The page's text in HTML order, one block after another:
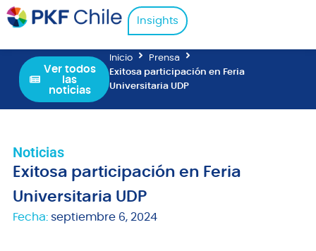
Insights
Ver todos
las
noticias
Inicio
Prensa
Exitosa participación en Feria
Universitaria UDP
Noticias
Exitosa participación en Feria
Universitaria UDP
Fecha: septiembre 6, 2024